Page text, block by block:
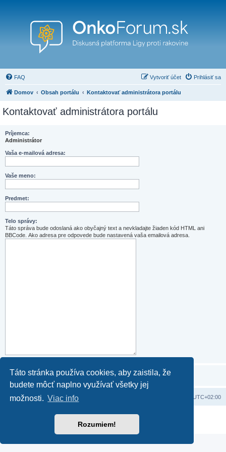
Táto stránka používa cookies, aby zaistila, že
budete môcť naplno využívať všetky jej
možnosti. Viac info
Rozumiem!
FAQ Prihlásiť sa
Vytvoriť účet
Domov Obsah portálu Kontaktovať administrátora portálu
Kontaktovať administrátora portálu
Príjemca:
Administrátor
Vaša e-mailová adresa:
Vaše meno:
Predmet:
Telo správy:
Táto správa bude odoslaná ako obyčajný text a nevkladajte žiaden kód HTML ani
BBCode. Ako adresa pre odpovede bude nastavená vaša emailová adresa.
Domov Obsah portálu UTC+02:00
Založené naphpBB® Forum Software © phpBB Limited
Súkromie|Podmienky